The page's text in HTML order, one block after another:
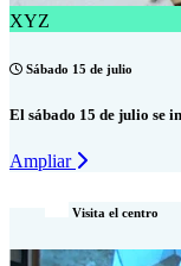
XYZ
Sábado 15 de julio
El sábado 15 de julio se
Ampliar
Visita el centro